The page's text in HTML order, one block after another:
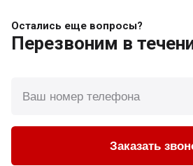
Остались еще вопросы?
Перезвоним в
Заказать